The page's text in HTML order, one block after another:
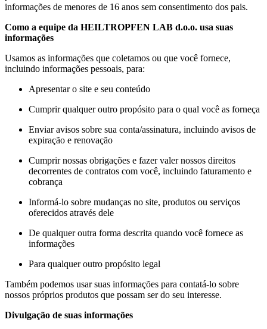
informações de menores de 16 anos sem consentimento dos pais.
Como a equipe da HEILTROPFEN LAB d.o.o. usa suas
informações
Usamos as informações que coletamos ou que você fornece,
incluindo informações pessoais, para:
Apresentar o site e seu conteúdo
Cumprir qualquer outro propósito para o qual você as forneça
Enviar avisos sobre sua conta/assinatura, incluindo avisos de
expiração e renovação
Cumprir nossas obrigações e fazer valer nossos direitos
decorrentes de contratos com você, incluindo faturamento e
cobrança
Informá-lo sobre mudanças no site, produtos ou serviços
oferecidos através dele
De qualquer outra forma descrita quando você fornece as
informações
Para qualquer outro propósito legal
Também podemos usar suas informações para contatá-lo sobre
nossos próprios produtos que possam ser do seu interesse.
Divulgação de suas informações